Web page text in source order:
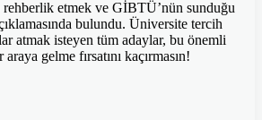
etmek ve GİBTÜ’nün sunduğu
bulundu. Üniversite tercih
atmak isteyen tüm adaylar, bu önemli
gelme fırsatını kaçırmasın!